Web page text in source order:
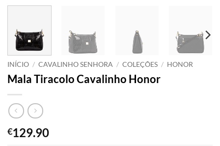
INÍCIO / CAVALINHO SENHORA / COLEÇÕES / HONOR
Mala Tiracolo Cavalinho Honor
€129.90